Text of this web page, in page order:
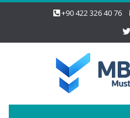
+90 422 326 40 76